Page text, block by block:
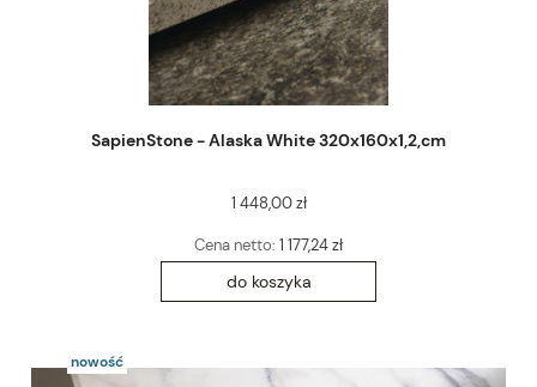
SapienStone - Alaska White 320x160x1,2,cm
1 448,00 zł
Cena netto: 1 177,24 zł
do koszyka
nowość